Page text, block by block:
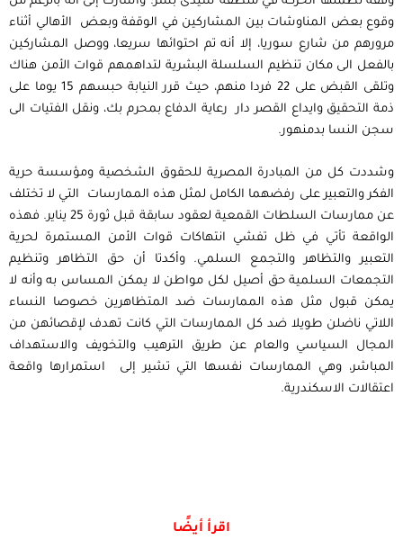
وقوع بعض المناوشات بين المشاركين في الوقفة وبعض الأهالي أثناء
مرورهم من شارع سوريا، إلا أنه تم احتوائها سريعا، ووصل المشاركين
بالفعل الى مكان تنظيم السلسلة البشرية لتداهمهم قوات الأمن هناك
وتلقى القبض على 22 فردا منهم، حيث قرر النيابة حبسهم 15 يوما على
ذمة التحقيق وايداع القصر دار رعاية الدفاع بمحرم بك، ونقل الفتيات الى
سجن النسا بدمنهور.
وشددت كل من المبادرة المصرية للحقوق الشخصية ومؤسسة حرية
الفكر والتعبير على رفضهما الكامل لمثل هذه الممارسات التي لا تختلف
عن ممارسات السلطات القمعية لعقود سابقة قبل ثورة 25 يناير. فهذه
الواقعة تأتي في ظل تفشي انتهاكات قوات الأمن المستمرة لحرية
التعبير والتظاهر والتجمع السلمي. وأكدتا أن حق التظاهر وتنظيم
التجمعات السلمية حق أصيل لكل مواطن لا يمكن المساس به وأنه لا
يمكن قبول مثل هذه الممارسات ضد المتظاهرين خصوصا النساء
اللاتي ناضلن طويلا ضد كل الممارسات التي كانت تهدف لإقصائهن من
المجال السياسي والعام عن طريق الترهيب والتخويف والاستهداف
المباشر، وهي الممارسات نفسها التي تشير إلى استمرارها واقعة
اعتقالات الاسكندرية.
اقرأ أيضًا